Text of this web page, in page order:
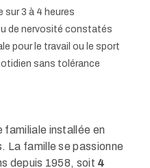
sur 3 à 4 heures
de nervosité constatés
pour le travail ou le sport
sans tolérance
installée en
La famille se passionne
depuis 1958, soit 4